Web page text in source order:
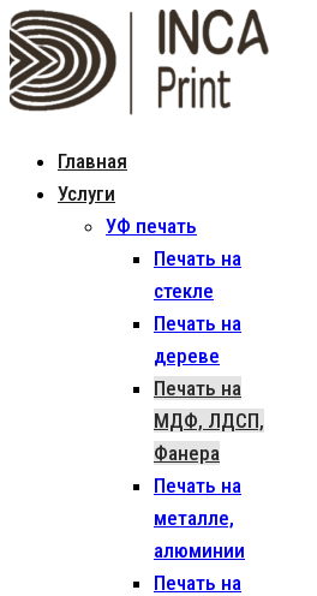
Главная
Услуги
УФ печать
Печать на
стекле
Печать на
дереве
Печать на
МДФ, ЛДСП,
Фанера
Печать на
металле,
алюминии
Печать на